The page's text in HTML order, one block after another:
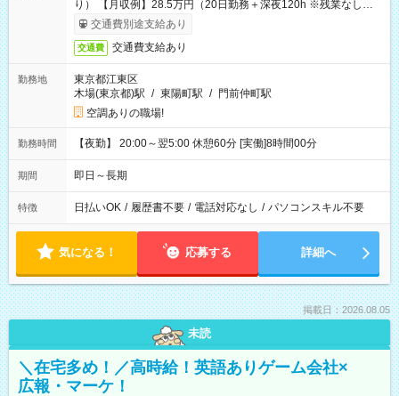
り） 【月収例】28.5万円（20日勤務＋深夜120h ※残業なしの場
合）交通費別途支給あり
交通費 交通費支給あり
勤務地
東京都江東区
木場(東京都)駅 / 東陽町駅 / 門前仲町駅
空調ありの職場!
勤務時間 【夜勤】 20:00～翌5:00 休憩60分 [実働]8時間00分
期間 即日～長期
特徴 日払いOK / 履歴書不要 / 電話対応なし / パソコンスキル不要
気になる！ 応募する 詳細へ
掲載日：2026.08.05
未読
＼在宅多め！／高時給！英語ありゲーム会社×
広報・マーケ！